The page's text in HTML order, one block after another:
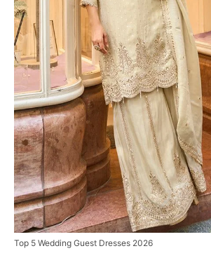
Top 5 Wedding Guest Dresses 2026